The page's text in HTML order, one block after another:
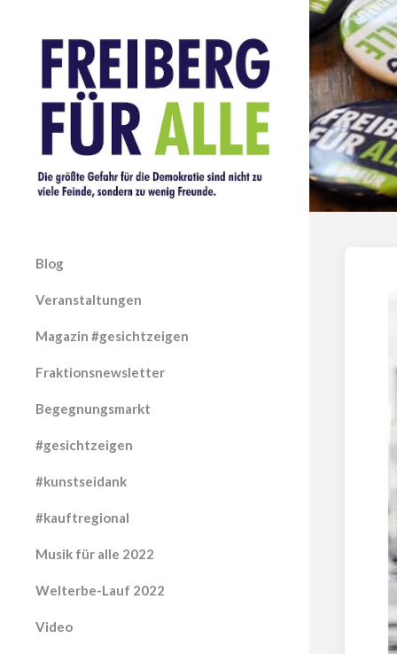
Blog
Veranstaltungen
Magazin #gesichtzeigen
Fraktionsnewsletter
Begegnungsmarkt
#gesichtzeigen
#kunstseidank
#kauftregional
Musik für alle 2022
Welterbe-Lauf 2022
Video